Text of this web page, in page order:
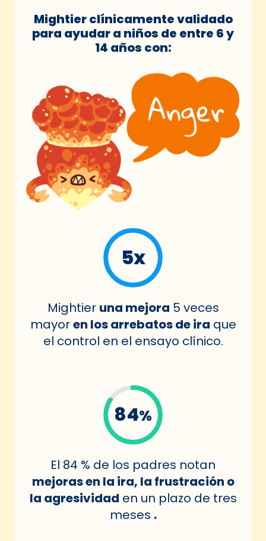
Mightier clínicamente validado
para ayudar a niños de entre 6 y
14 años con:
5x
Mightier una mejora 5 veces
mayoren los arrebatos de ira que
el control en el ensayo clínico.
84%
El 84 % de los padres notan
mejoras en la ira, la frustración o
la agresividad en un plazo de tres
meses .